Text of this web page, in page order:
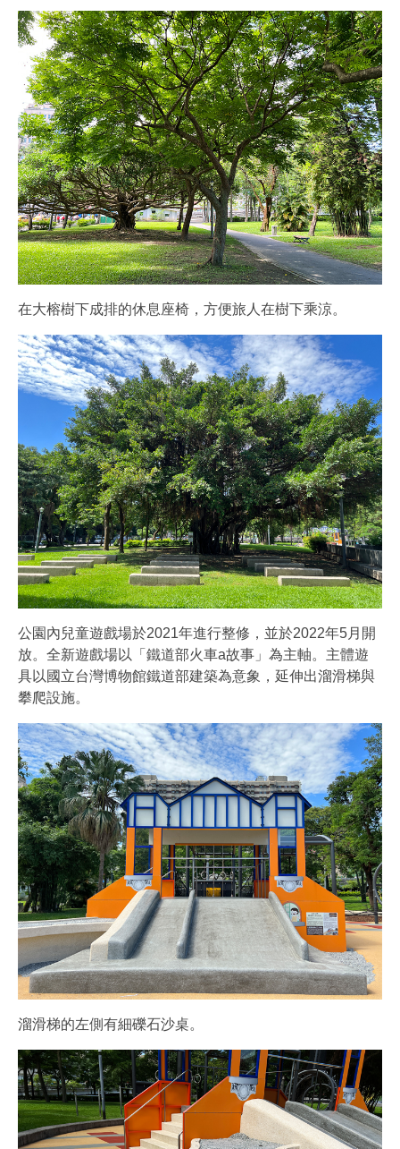
在大榕樹下成排的休息座椅，方便旅人在樹下乘涼。
公園內兒童遊戲場於2021年進行整修，並於2022年5月開
放。全新遊戲場以「鐵道部火車a故事」為主軸。主體遊
具以國立台灣博物館鐵道部建築為意象，延伸出溜滑梯與
攀爬設施。
溜滑梯的左側有細礫石沙桌。